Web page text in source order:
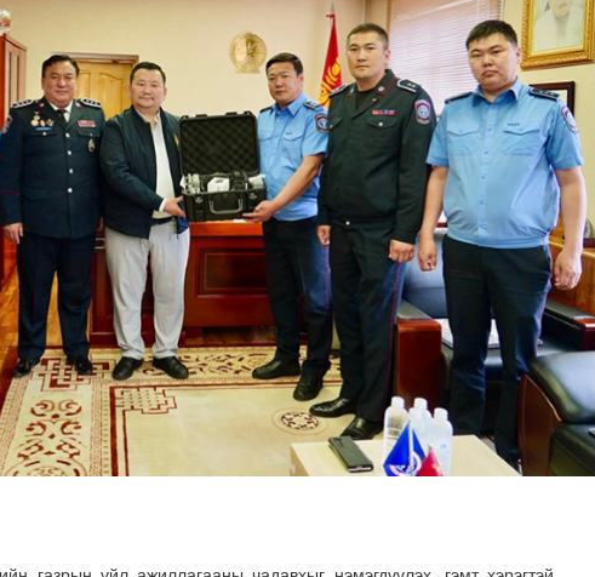
сэргийлэх эргүүлүүд тогтмол ажиллаж байна